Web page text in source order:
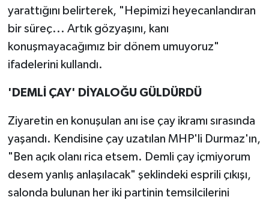
yarattığını belirterek, "Hepimizi heyecanlandıran
bir süreç... Artık gözyaşını, kanı
konuşmayacağımız bir dönem umuyoruz"
ifadelerini kullandı.
'DEMLİ ÇAY' DİYALOĞU GÜLDÜRDÜ
Ziyaretin en konuşulan anı ise çay ikramı sırasında
yaşandı. Kendisine çay uzatılan MHP'li Durmaz'ın,
"Ben açık olanı rica etsem. Demli çay içmiyorum
desem yanlış anlaşılacak" şeklindeki esprili çıkışı,
salonda bulunan her iki partinin temsilcilerini